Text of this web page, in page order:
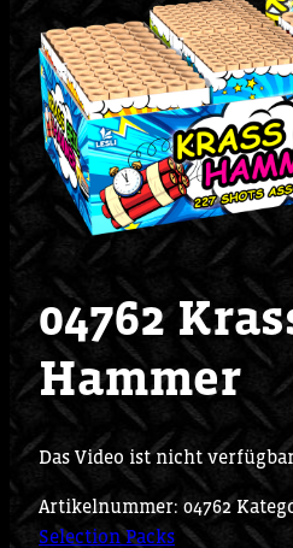
04762
Hammer
Das Video ist nicht
Artikelnummer: 04762
Selection Packs